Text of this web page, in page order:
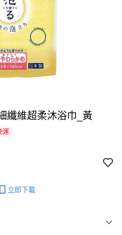
纖維超柔沐浴巾_黃
運
立即下載